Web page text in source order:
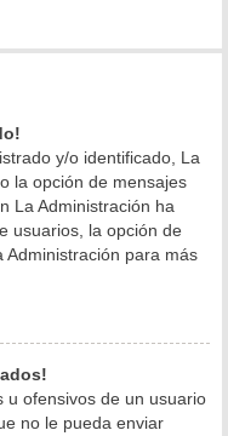
y/o identificado, La
la opción de mensajes
La Administración ha
usuarios, la opción de
para más
u ofensivos de un usuario
no le pueda enviar